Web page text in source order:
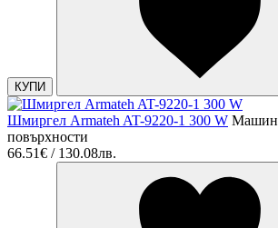
КУПИ
Шмиргел Armateh AT-9220-1 300 W
повърхности
66.51€ / 130.08лв.